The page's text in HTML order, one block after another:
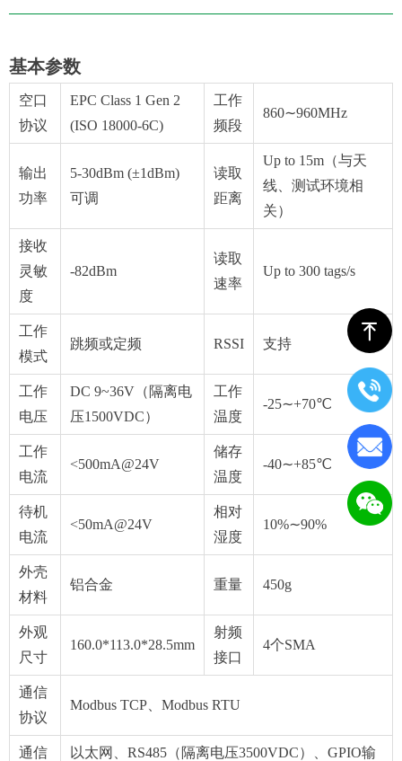
基本参数
空口
协议
EPC Class 1 Gen 2
(ISO 18000-6C)
工作
频段
860∼960MHz
输出
功率
5-30dBm (±1dBm)
可调
读取
距离
Up to 15m（与天
线、测试环境相
关）
接收
灵敏
度
-82dBm
读取
速率
Up to 300 tags/s
工作
模式
跳频或定频 RSSI 支持
工作
电压
DC 9~36V（隔离电
压1500VDC）
工作
温度
-25∼+70℃
工作
电流
<500mA@24V
储存
温度
-40∼+85℃
待机
电流
<50mA@24V
相对
湿度
10%∼90%
外壳
材料
铝合金 重量 450g
外观
尺寸
160.0*113.0*28.5mm
射频
接口
4个SMA
通信
协议
Modbus TCP、Modbus RTU
通信
以太网、RS485（隔离电压3500VDC）、GPIO输
ꁸ